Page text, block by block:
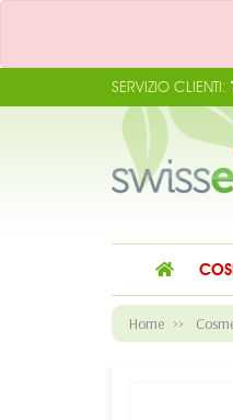
SERVIZIO CLIENTI:
Home